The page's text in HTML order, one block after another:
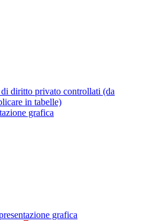
diritto privato controllati (da
in tabelle)
grafica
grafica